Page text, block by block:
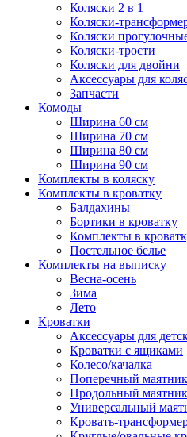
Коляски 2 в 1
Коляски-
Коляски
Коляски-трости
Коляски для двойни
Аксессуары для
Запчасти
Комоды
Ширина 60 см
Ширина 70 см
Ширина 80 см
Ширина 90 см
Комплекты в коляску
Комплекты в кроватку
Балдахины
Бортики в кроватку
Комплекты в
Постельное белье
Комплекты на выписку
Весна-осень
Зима
Лето
Кроватки
Аксессуары для
Кроватки с ящиками
Колесо/качалка
Поперечный маятник
Продольный маятник
Универсальный
Кровать-